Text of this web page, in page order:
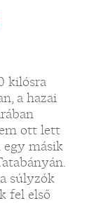
kilósra
a hazai
ott lett
egy másik
súlyzók
fel első